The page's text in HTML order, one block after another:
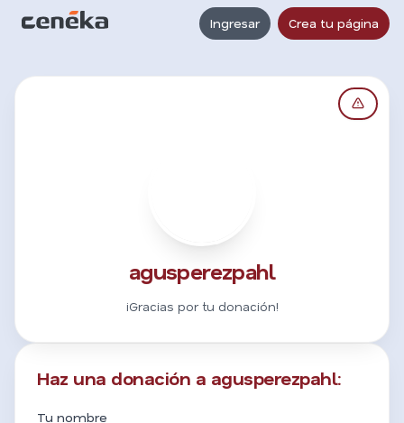
Ingresar Crea tu página
agusperezpahl
¡Gracias por tu donación!
Haz una donación a agusperezpahl:
Tu nombre